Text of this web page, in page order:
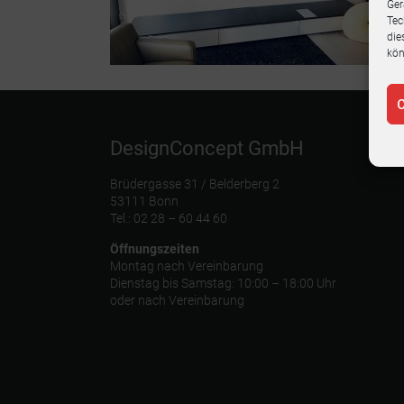
DesignConcept GmbH
Brüdergasse 31 / Belderberg 2
53111 Bonn
Tel.: 02 28 – 60 44 60
Öffnungszeiten
Montag nach Vereinbarung
Dienstag bis Samstag: 10:00 – 18:00 Uhr
oder nach Vereinbarung